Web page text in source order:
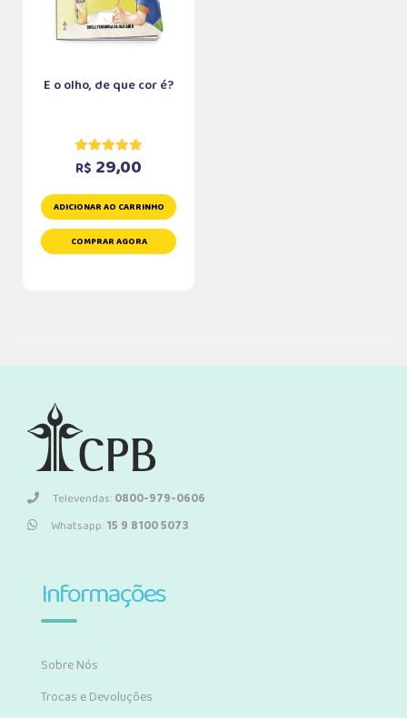
E o olho, de que cor é?
R$ 29,00
ADICIONAR AO CARRINHO
COMPRAR AGORA
Televendas:0800-979-0606
Whatsapp:15 9 8100 5073
Informações
Sobre Nós
Trocas e Devoluções